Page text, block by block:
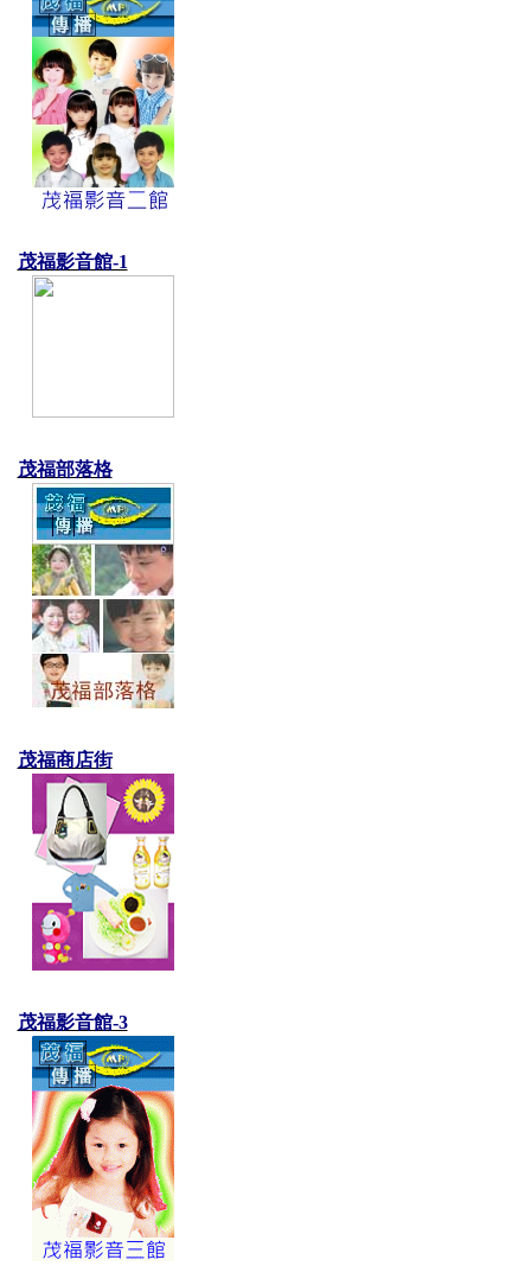
茂福影音館-1
茂福部落格
茂福商店街
茂福影音館-3